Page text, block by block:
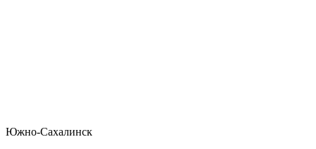
Южно-Сахалинск